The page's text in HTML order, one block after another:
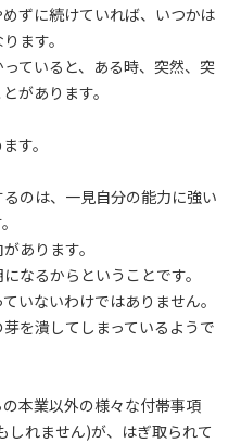
ずに続けていれば、いつかは
ます。
ていると、ある時、突然、突
があります。
す。
のは、一見自分の能力に強い
あります。
なるからということです。
いないわけではありません。
を潰してしまっているようで
本業以外の様々な付帯事項
しれません)が、はぎ取られて